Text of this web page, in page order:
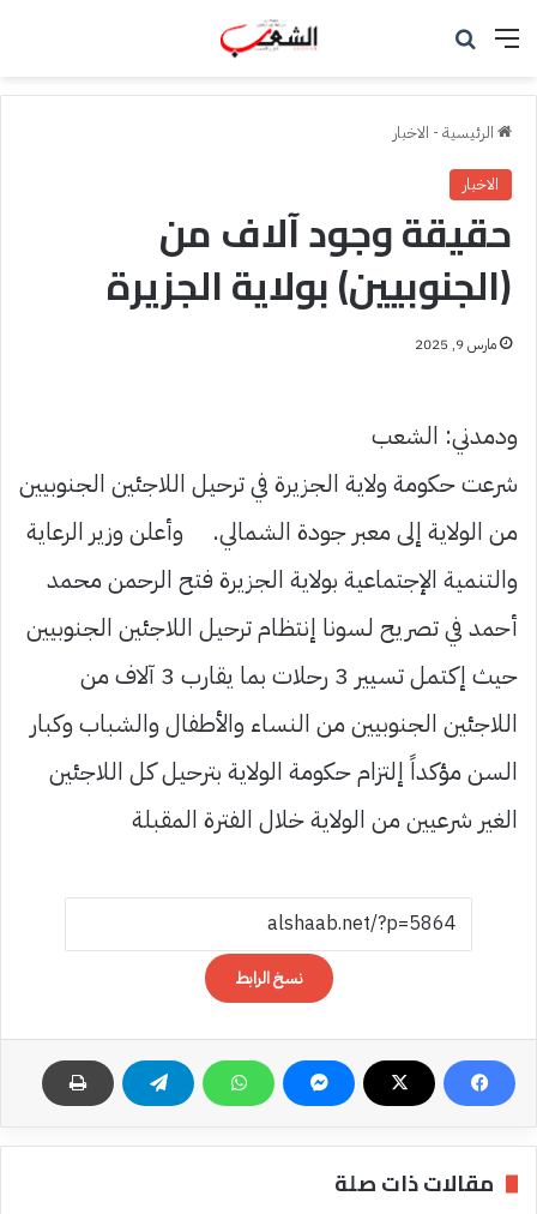
القائمة
الرئيسية - الاخبار
الاخبار
حقيقة وجود آلاف من
(الجنوبيين) بولاية الجزيرة
مارس 9, 2025
ودمدني: الشعب
شرعت حكومة ولاية الجزيرة في ترحيل اللاجئين الجنوبيين
من الولاية إلى معبر جودة الشمالي. وأعلن وزير الرعاية
والتنمية الإجتماعية بولاية الجزيرة فتح الرحمن محمد
أحمد في تصريح لسونا إنتظام ترحيل اللاجئين الجنوبيين
حيث إكتمل تسيير 3 رحلات بما يقارب 3 آلاف من
اللاجئين الجنوبيين من النساء والأطفال والشباب وكبار
السن مؤكداً إلتزام حكومة الولاية بترحيل كل اللاجئين
الغير شرعيين من الولاية خلال الفترة المقبلة
نسخ الرابط
مقالات ذات صلة